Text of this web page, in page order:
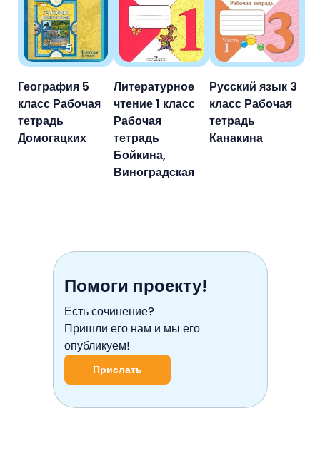
География 5
класс Рабочая
тетрадь
Домогацких
Литературное
чтение 1 класс
Рабочая
тетрадь
Бойкина,
Виноградская
Русский язык 3
класс Рабочая
тетрадь
Канакина
Помоги проекту!
Есть сочинение?
Пришли его нам и мы его
опубликуем!
Прислать